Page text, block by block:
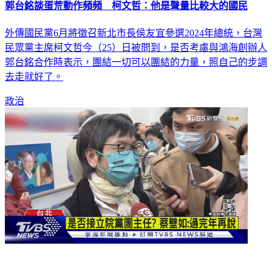
郭台銘談蛋荒動作頻頻 柯文哲：他是聲量比較大的國民
外傳國民黨6月將徵召新北市長侯友宜參選2024年總統，台灣
民眾黨主席柯文哲今（25）日被問到，是否考慮與鴻海創辦人
郭台銘合作時表示，團結一切可以團結的力量，照自己的步調
去走就好了。
政治